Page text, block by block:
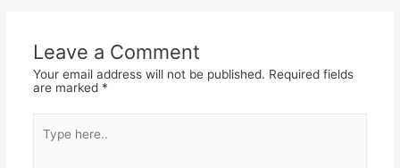
Leave a Comment
Your email address will not be published. Required fields
are marked *
here..